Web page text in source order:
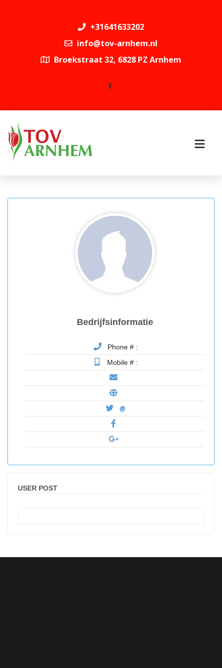
+31641633202
info@tov-arnhem.nl
Broekstraat 32, 6828 PZ Arnhem
Bedrijfsinformatie
Phone # :
Mobile # :
@
USER POST